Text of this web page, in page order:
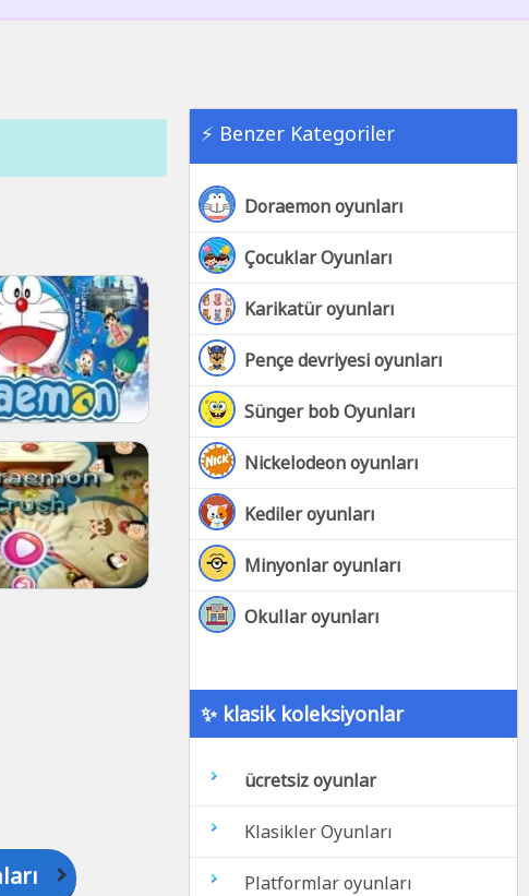
⚡ Benzer Kategoriler
Doraemon oyunları
Çocuklar Oyunları
Karikatür oyunları
Pençe devriyesi oyunları
Sünger bob Oyunları
Nickelodeon oyunları
Kediler oyunları
Minyonlar oyunları
Okullar oyunları
✨ klasik koleksiyonlar
ücretsiz oyunlar
Klasikler Oyunları
Platformlar oyunları